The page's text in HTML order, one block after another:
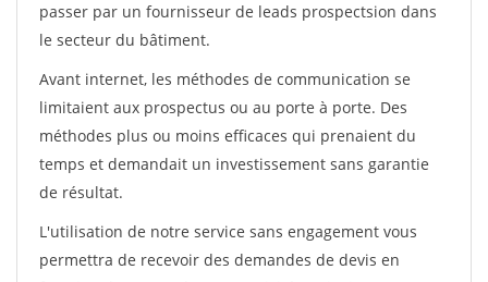
passer par un fournisseur de leads prospectsion dans
le secteur du bâtiment.
Avant internet, les méthodes de communication se
limitaient aux prospectus ou au porte à porte. Des
méthodes plus ou moins efficaces qui prenaient du
temps et demandait un investissement sans garantie
de résultat.
L'utilisation de notre service sans engagement vous
permettra de recevoir des demandes de devis en